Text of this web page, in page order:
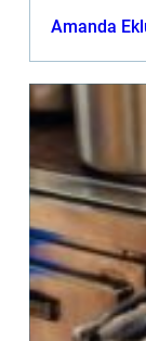
Amanda